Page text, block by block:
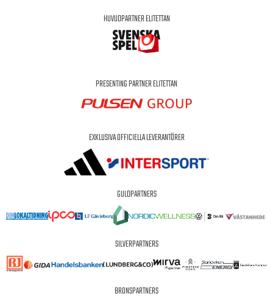
HUVUDPARTNER ELITETTAN
PRESENTING PARTNER ELITETTAN
EXKLUSIVA OFFICIELLA LEVERANTÖRER
GULDPARTNERS
SILVERPARTNERS
BRONSPARTNERS